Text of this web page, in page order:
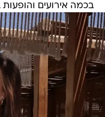
בכמה אירועים